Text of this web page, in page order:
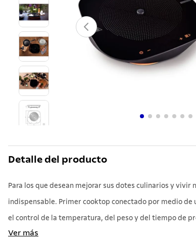
Detalle del producto
Para los que desean mejorar sus dotes culinarios y vivir
indispensable. Primer cooktop conectado por medio
el control de la temperatura, del peso y del tiempo de
Ver más